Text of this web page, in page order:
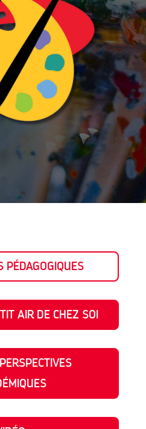
PÉDAGOGIQUES
AIR DE CHEZ SOI